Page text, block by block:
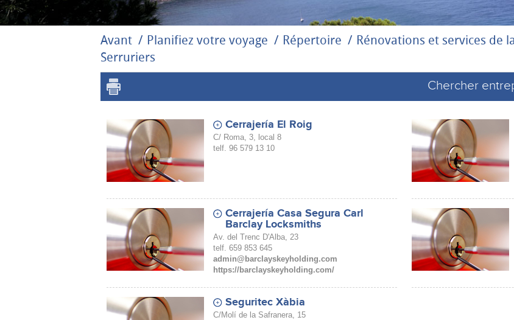
Avant Planifiez votre voyage Répertoire
Rénovations et services de
Serruriers
Chercher
Cerrajería El Roig
C/ Roma, 3, local 8
telf. 96 579 13 10
Cerrajería Casa Segura Carl
Barclay Locksmiths
Av. del Trenc D'Alba, 23
telf. 659 853 645
admin@barclayskeyholding.com
https://barclayskeyholding.com/
Seguritec Xàbia
C/Molí de la Safranera, 15